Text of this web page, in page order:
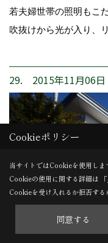
若夫婦世帯の照明もこ
吹抜けから光が入り、
29. 2015年11月06日
Cookieポリシー
当サイトではCookieを使用しま
Cookieの使用に関する詳細は 「
Cookieを受け入れるか拒否する
同意する